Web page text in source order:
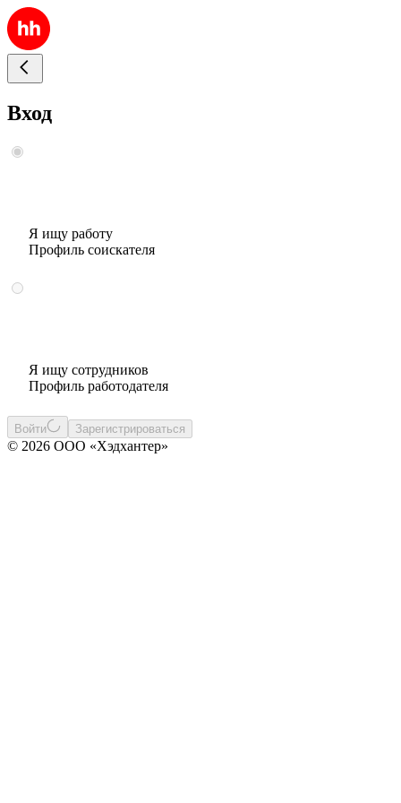
Вход
Я ищу работу
Профиль соискателя
Я ищу сотрудников
Профиль работодателя
Войти Зарегистрироваться
© 2026 ООО «Хэдхантер»